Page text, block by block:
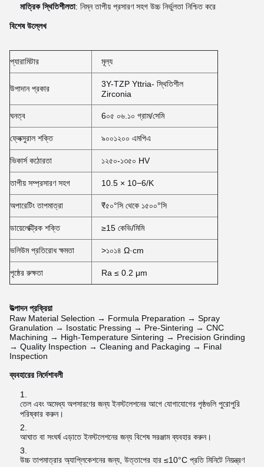
মাত্রিক স্থিতিশীলতা: নিম্ন তাপীয় প্রসারণ সহগ উচ্চ নির্ভুলতা নিশ্চিত করে
বিশেষ উল্লেখ
প্যারামিটার মূল্য
উপাদান প্রকার
3Y-TZP Yttria- স্থিতিশীল
Zirconia
ঘনত্ব 6০৫ ০৬.১০ গ্রাম/সেমি
ফ্লেক্সুরাল শক্তি ৯০০১২০০ এমপিএ
ভিকার্স কঠোরতা ১২৫০-১৩৫০ HV
তাপীয় সম্প্রসারণ সহগ 10.5 × 10−6/K
অপারেটিং তাপমাত্রা ₹৫০°সি থেকে ১৫০০°সি
ডায়েলেক্ট্রিক শক্তি ≥15 কেভি/মিমি
ভলিউম প্রতিরোধ ক্ষমতা >১০১৪ Ω·cm
পৃষ্ঠের রুক্ষতা Ra ≤ 0.2 μm
উত্পাদন প্রক্রিয়া
Raw Material Selection → Formula Preparation → Spray
Granulation → Isostatic Pressing → Pre-Sintering → CNC
Machining → High-Temperature Sintering → Precision Grinding
→ Quality Inspection → Cleaning and Packaging → Final
Inspection
ব্যবহারের নির্দেশাবলী
তেল এবং অমেধ্য অপসারণের জন্য ইনস্টলেশনের আগে যোগাযোগের পৃষ্ঠগুলি পুরোপুরি
পরিষ্কার করুন।
আঘাত বা সংঘর্ষ এড়াতে ইনস্টলেশনের জন্য বিশেষ সরঞ্জাম ব্যবহার করুন।
উচ্চ তাপমাত্রার অ্যাপ্লিকেশনের জন্য, উত্তাপের হার ≤10°C প্রতি মিনিটে নিয়ন্ত্রণ